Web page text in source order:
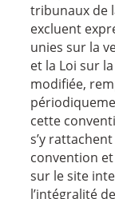
tribunaux de
excluent
unies sur la
et la Loi sur
modifiée,
cette
s’y
convention
sur le site
l’intégralité